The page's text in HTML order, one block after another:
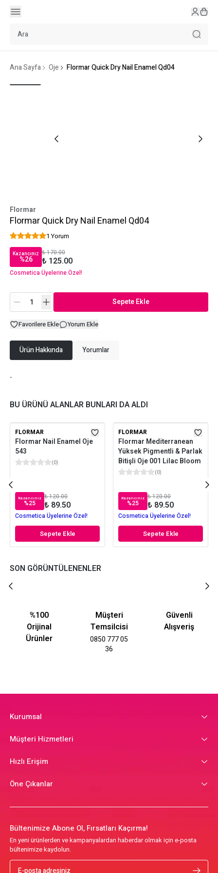
Ana Sayfa Oje Flormar Quick Dry Nail Enamel Qd04
Flormar
Flormar Quick Dry Nail Enamel Qd04
1 Yorum
Kazancınız
%26
₺ 170.00
₺ 125.00
Cosmetica Üyelerine Özel!
Sepete Ekle
Favorilere Ekle Yorum Ekle
Ürün Hakkında Yorumlar
-
BU ÜRÜNÜ ALANLAR BUNLARI DA ALDI
FLORMAR
Flormar Nail Enamel Oje
543
(0)
Kazancınız
%25
₺ 120.00
₺ 89.50
Cosmetica Üyelerine Özel!
Sepete Ekle
FLORMAR
Flormar Mediterranean
Yüksek Pigmentli & Parlak
Bitişli Oje 001 Lilac Bloom
(0)
Kazancınız
%25
₺ 120.00
₺ 89.50
Cosmetica Üyelerine Özel!
Sepete Ekle
SON GÖRÜNTÜLENENLER
%100
Orijinal
Ürünler
Müşteri
Temsilcisi
0850 777 05
36
Güvenli
Alışveriş
Kurumsal
Müşteri Hizmetleri
Hızlı Erişim
Öne Çıkanlar
Bültenimize Abone Ol, Fırsatları Kaçırma!
En yeni ürünlerden ve kampanyalardan haberdar olmak için e-posta
bültenimize kaydolun.